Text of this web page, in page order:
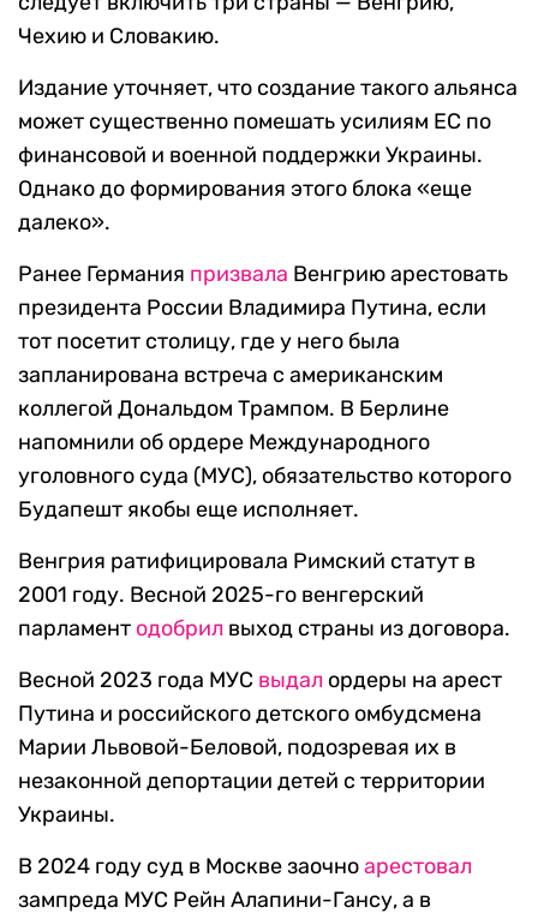
Чехию и Словакию.
Издание уточняет, что создание такого альянса
может существенно помешать усилиям ЕС по
финансовой и военной поддержки Украины.
Однако до формирования этого блока «еще
далеко».
Ранее Германия призвала Венгрию арестовать
президента России Владимира Путина, если
тот посетит столицу, где у него была
запланирована встреча с американским
коллегой Дональдом Трампом. В Берлине
напомнили об ордере Международного
уголовного суда (МУС), обязательство которого
Будапешт якобы еще исполняет.
Венгрия ратифицировала Римский статут в
2001 году. Весной 2025-го венгерский
парламент одобрил выход страны из договора.
Весной 2023 года МУС выдал ордеры на арест
Путина и российского детского омбудсмена
Марии Львовой-Беловой, подозревая их в
незаконной депортации детей с территории
Украины.
В 2024 году суд в Москве заочноарестовал
зампреда МУС Рейн Алапини-Гансу, а в